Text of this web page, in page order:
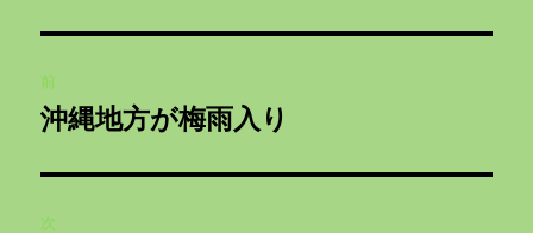
稿
ビ
前
前
投
稿:
沖縄地方が梅雨入り
次